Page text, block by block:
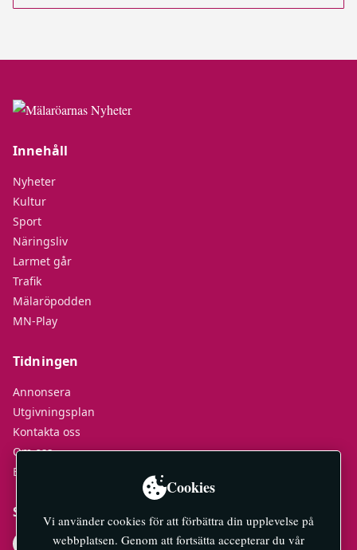
Innehåll
Nyheter
Kultur
Sport
Näringsliv
Larmet går
Trafik
Mälaröpodden
MN-Play
Tidningen
Annonsera
Utgivningsplan
Kontakta oss
Om oss
E-tidningar
Socialt
Cookies
Vi använder cookies för att förbättra din upplevelse på
webbplatsen. Genom att fortsätta accepterar du vår